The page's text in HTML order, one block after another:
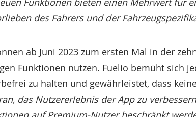
des Fahrers und der
ab Juni 2023 zum ersten Mal in der
Funktionen nutzen. Fuelio bemüht sich
zu halten und gewährleistet, dass
das Nutzererlebnis der App zu